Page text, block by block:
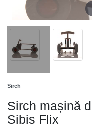
Sirch
Sirch mașină
Sibis Flix